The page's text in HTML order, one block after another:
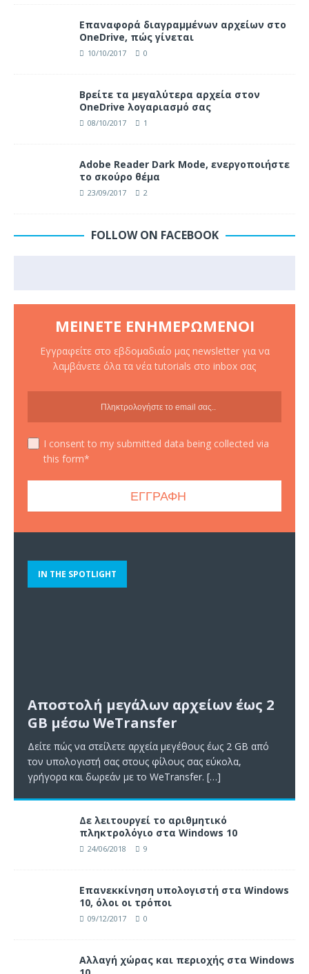
Επαναφορά διαγραμμένων αρχείων στο
OneDrive, πώς γίνεται
10/10/2017 0
Βρείτε τα μεγαλύτερα αρχεία στον
OneDrive λογαριασμό σας
08/10/2017 1
Adobe Reader Dark Mode, ενεργοποιήστε
το σκούρο θέμα
23/09/2017 2
FOLLOW ON FACEBOOK
ΜΕΊΝΕΤΕ ΕΝΗΜΕΡΩΜΈΝΟΙ
Εγγραφείτε στο εβδομαδιαίο μας newsletter για να
λαμβάνετε όλα τα νέα tutorials στο inbox σας
I consent to my submitted data being collected via
this form*
IN THE SPOTLIGHT
Αποστολή μεγάλων αρχείων έως 2
GB μέσω WeTransfer
Δείτε πώς να στείλετε αρχεία μεγέθους έως 2 GB από
τον υπολογιστή σας στους φίλους σας εύκολα,
γρήγορα και δωρεάν με το WeTransfer. […]
Δε λειτουργεί το αριθμητικό
πληκτρολόγιο στα Windows 10
24/06/2018 9
Επανεκκίνηση υπολογιστή στα Windows
10, όλοι οι τρόποι
09/12/2017 0
Αλλαγή χώρας και περιοχής στα Windows